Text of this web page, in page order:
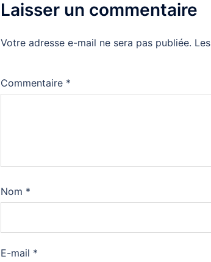
Laisser un commentaire
Votre adresse e-mail ne sera pas publiée.
Commentaire *
Nom *
E-mail *